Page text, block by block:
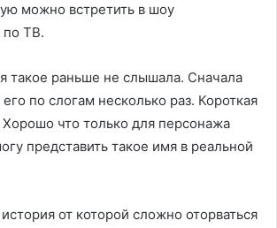
можно встретить в шоу
ТВ.
такое раньше не слышала. Сначала
по слогам несколько раз. Короткая
что только для персонажа
представить такое имя в реальной
от которой сложно оторваться